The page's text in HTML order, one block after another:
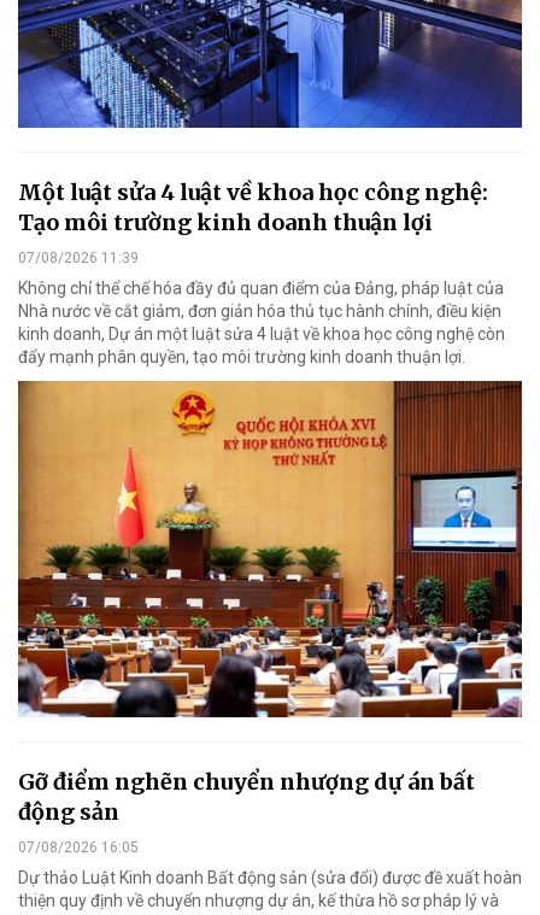
Một luật sửa 4 luật về khoa học công nghệ:
Tạo môi trường kinh doanh thuận lợi
07/08/2026 11:39
Không chỉ thể chế hóa đầy đủ quan điểm của Đảng, pháp luật của
Nhà nước về cắt giảm, đơn giản hóa thủ tục hành chính, điều kiện
kinh doanh, Dự án một luật sửa 4 luật về khoa học công nghệ còn
đẩy mạnh phân quyền, tạo môi trường kinh doanh thuận lợi.
Gỡ điểm nghẽn chuyển nhượng dự án bất
động sản
07/08/2026 16:05
Dự thảo Luật Kinh doanh Bất động sản (sửa đổi) được đề xuất hoàn
thiện quy định về chuyển nhượng dự án, kế thừa hồ sơ pháp lý và